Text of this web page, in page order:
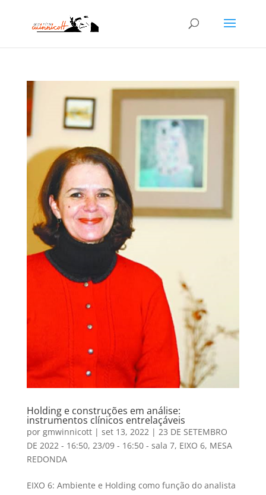
Holding e construções em análise:
instrumentos clínicos entrelaçáveis
por gmwinnicott| set 13, 2022 | 23 DE SETEMBRO
DE 2022 - 16:50, 23/09 - 16:50 - sala 7, EIXO 6, MESA
REDONDA
EIXO 6: Ambiente e Holding como função do analista